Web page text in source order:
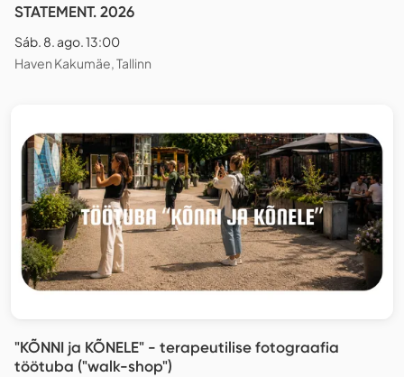
STATEMENT. 2026
Sáb. 8. ago. 13:00
Haven Kakumäe, Tallinn
"KÕNNI ja KÕNELE" - terapeutilise fotograafia
töötuba ("walk-shop")